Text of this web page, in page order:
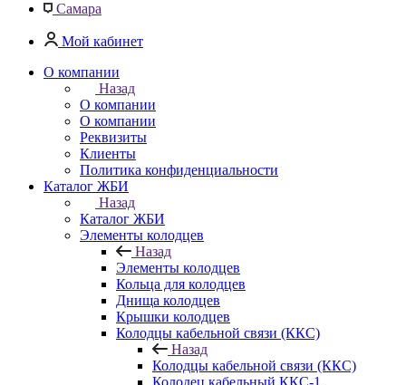
Самара
Мой кабинет
О компании
Назад
О компании
О компании
Реквизиты
Клиенты
Политика конфиденциальности
Каталог ЖБИ
Назад
Каталог ЖБИ
Элементы колодцев
Назад
Элементы колодцев
Кольца для колодцев
Днища колодцев
Крышки колодцев
Колодцы кабельной связи (ККС)
Назад
Колодцы кабельной связи (ККС)
Колодец кабельный ККС-1